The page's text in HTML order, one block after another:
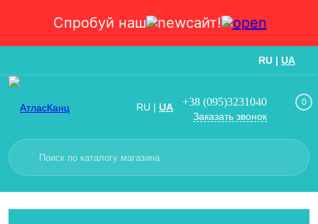
Спробуй наш сайт!
RU | UA
RU | UA +38 (095)3231040
Заказать звонок
0